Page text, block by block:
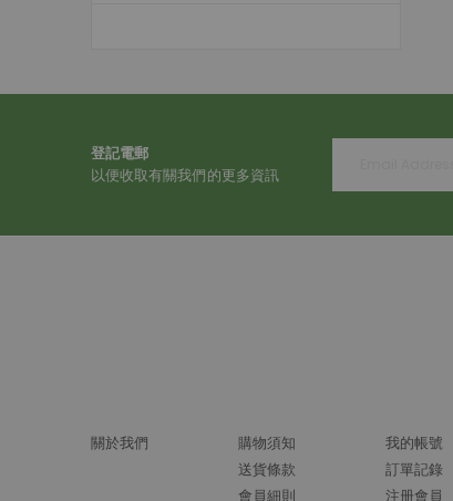
登記電郵
以便收取有關我們的更多資訊
關於我們
購物須知
送貨條款
會員細則
我的帳號
訂單記錄
注册會員